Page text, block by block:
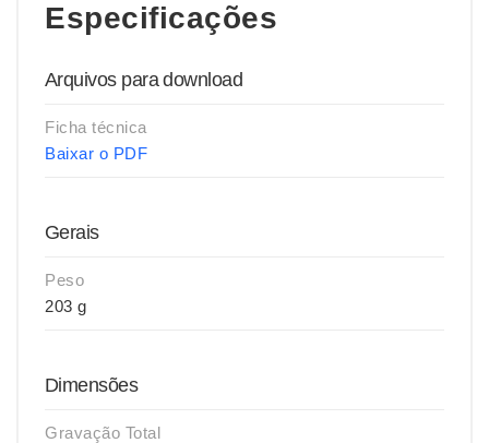
Especificações
Arquivos para download
Ficha técnica
Baixar o PDF
Gerais
Peso
203 g
Dimensões
Gravação Total